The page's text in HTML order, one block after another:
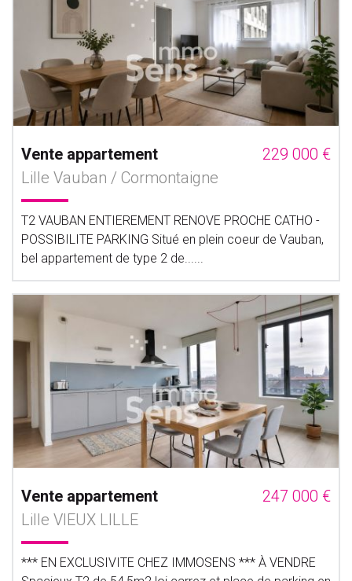
Vente appartement
229 000 €
Lille Vauban / Cormontaigne
T2 VAUBAN ENTIEREMENT RENOVE PROCHE CATHO -
POSSIBILITE PARKING Situé en plein coeur de Vauban,
bel appartement de type 2 de......
Vente appartement
247 000 €
Lille VIEUX LILLE
*** EN EXCLUSIVITE CHEZ IMMOSENS *** À VENDRE